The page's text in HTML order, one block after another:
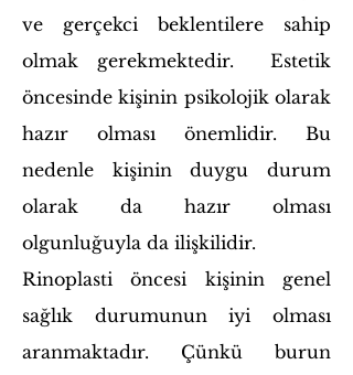
ve gerçekci beklentilere sahip
olmak gerekmektedir. Estetik
öncesinde kişinin psikolojik olarak
hazır olması önemlidir. Bu
nedenle kişinin duygu durum
olarak da hazır olması
olgunluğuyla da ilişkilidir.
Rinoplasti öncesi kişinin genel
sağlık durumunun iyi olması
aranmaktadır. Çünkü burun